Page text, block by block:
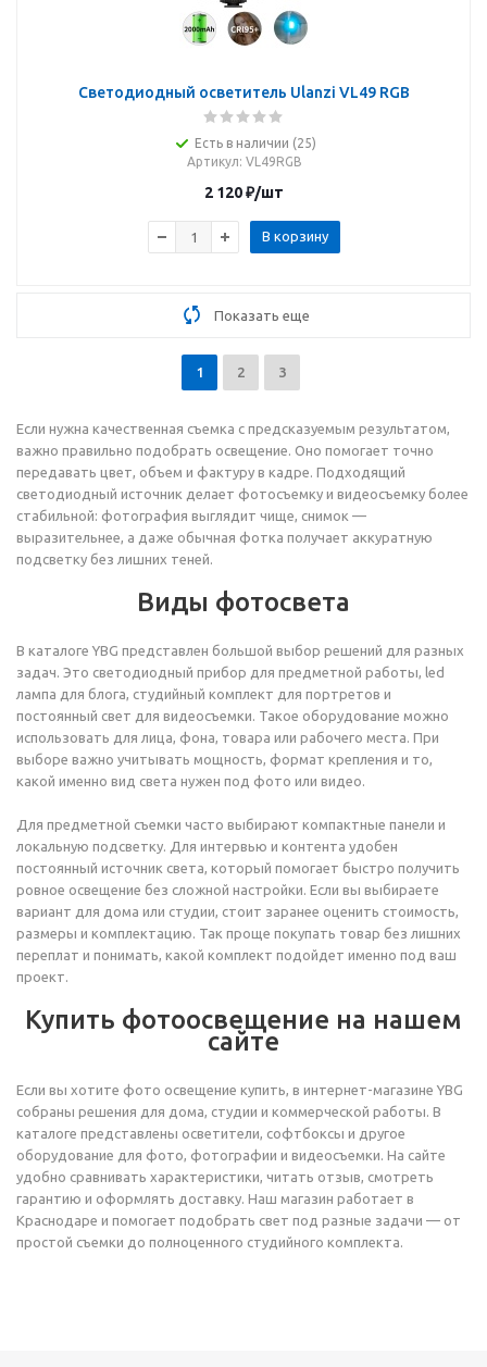
Светодиодный осветитель Ulanzi VL49 RGB
Есть в наличии (25)
Артикул: VL49RGB
2 120₽/шт
В корзину
Показать еще
1 2 3
Если нужна качественная съемка с предсказуемым результатом,
важно правильно подобрать освещение. Оно помогает точно
передавать цвет, объем и фактуру в кадре. Подходящий
светодиодный источник делает фотосъемку и видеосъемку более
стабильной: фотография выглядит чище, снимок —
выразительнее, а даже обычная фотка получает аккуратную
подсветку без лишних теней.
Виды фотосвета
В каталоге YBG представлен большой выбор решений для разных
задач. Это светодиодный прибор для предметной работы, led
лампа для блога, студийный комплект для портретов и
постоянный свет для видеосъемки. Такое оборудование можно
использовать для лица, фона, товара или рабочего места. При
выборе важно учитывать мощность, формат крепления и то,
какой именно вид света нужен под фото или видео.
Для предметной съемки часто выбирают компактные панели и
локальную подсветку. Для интервью и контента удобен
постоянный источник света, который помогает быстро получить
ровное освещение без сложной настройки. Если вы выбираете
вариант для дома или студии, стоит заранее оценить стоимость,
размеры и комплектацию. Так проще покупать товар без лишних
переплат и понимать, какой комплект подойдет именно под ваш
проект.
Купить фотоосвещение на нашем
сайте
Если вы хотите фото освещение купить, в интернет-магазине YBG
собраны решения для дома, студии и коммерческой работы. В
каталоге представлены осветители, софтбоксы и другое
оборудование для фото, фотографии и видеосъемки. На сайте
удобно сравнивать характеристики, читать отзыв, смотреть
гарантию и оформлять доставку. Наш магазин работает в
Краснодаре и помогает подобрать свет под разные задачи — от
простой съемки до полноценного студийного комплекта.